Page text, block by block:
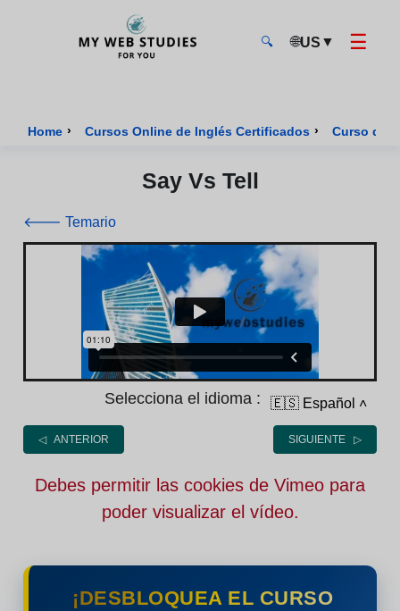
🔍 🌐US ▼ ☰
Home › Cursos Online de Inglés Certificados › Curso de
Say Vs Tell
🡐 Temario
Selecciona el idioma : 🇪🇸 Español ˄
◁ ANTERIOR SIGUIENTE ▷
Debes permitir las cookies de Vimeo para
poder visualizar el vídeo.
¡DESBLOQUEA EL CURSO